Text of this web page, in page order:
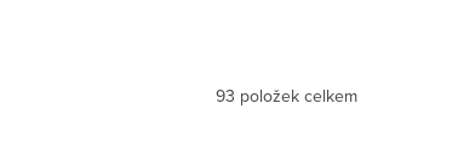
93 položek celkem